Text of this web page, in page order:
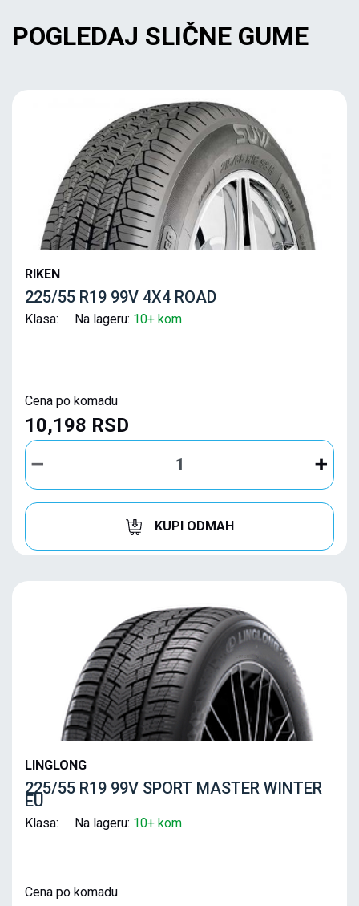
POGLEDAJ SLIČNE GUME
RIKEN
225/55 R19 99V 4X4 ROAD
Klasa: Na lageru: 10+ kom
Cena po komadu
10,198 RSD
KUPI ODMAH
LINGLONG
225/55 R19 99V SPORT MASTER WINTER
EU
Klasa: Na lageru: 10+ kom
Cena po komadu